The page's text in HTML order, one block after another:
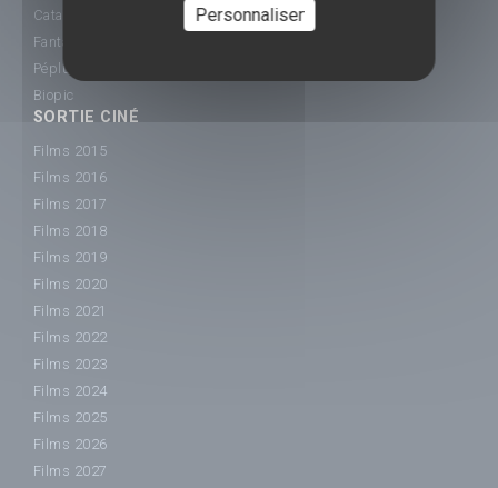
Catastrophe
Fantastique
Péplum
Biopic
SORTIE CINÉ
Films 2015
Films 2016
Films 2017
Films 2018
Films 2019
Films 2020
Films 2021
Films 2022
Films 2023
Films 2024
Films 2025
Films 2026
Films 2027
Personnaliser